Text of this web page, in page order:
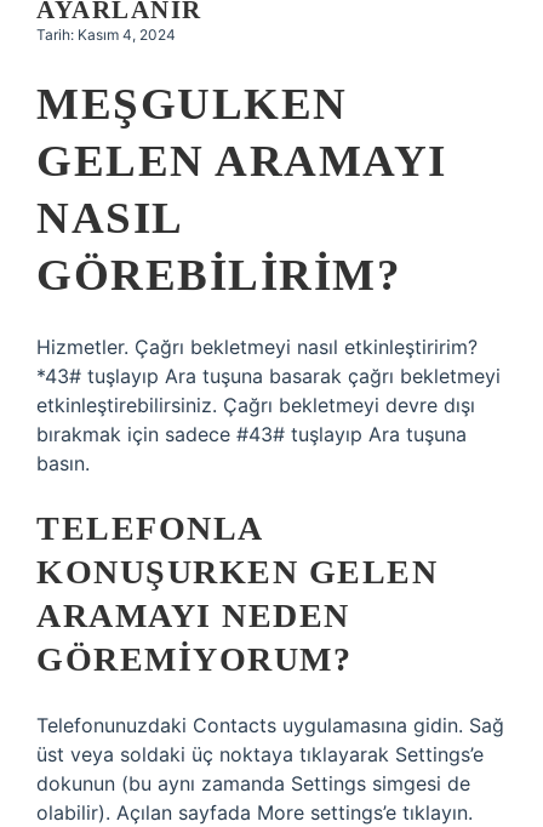
AYARLANIR
Tarih: Kasım 4, 2024
MEŞGULKEN
GELEN ARAMAYI
NASIL
GÖREBILIRIM?
Hizmetler. Çağrı bekletmeyi nasıl etkinleştiririm?
*43# tuşlayıp Ara tuşuna basarak çağrı bekletmeyi
etkinleştirebilirsiniz. Çağrı bekletmeyi devre dışı
bırakmak için sadece #43# tuşlayıp Ara tuşuna
basın.
TELEFONLA
KONUŞURKEN GELEN
ARAMAYI NEDEN
GÖREMIYORUM?
Telefonunuzdaki Contacts uygulamasına gidin. Sağ
üst veya soldaki üç noktaya tıklayarak Settings’e
dokunun (bu aynı zamanda Settings simgesi de
olabilir). Açılan sayfada More settings’e tıklayın.